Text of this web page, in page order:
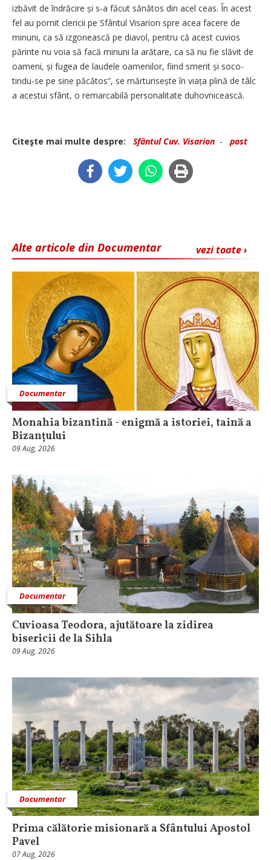
izbăvit de îndrăcire și s-a făcut sănătos din acel ceas. În acest
fel au pornit clericii pe Sfântul Visarion spre acea facere de
minuni, ca să izgonească pe diavol, pentru că acest cuvios
părinte nu voia să facă minuni la arătare, ca să nu fie slăvit de
oameni, și fugea de laudele oamenilor, fiind smerit și soco­
tindu-se pe sine păcătos”, se mărturisește în viața plină de tâlc
a acestui sfânt, o remarcabilă personalitate duhovnicească.
Citeşte mai multe despre: Sfântul Cuv. Visarion - post
vezi toate ›
Alte articole din Documentar
Documentar
Monahia bizantină - enigmă a istoriei, taină a
Bizanțului
09 Aug, 2026
Documentar
Cuvioasa Teodora, ajutătoare la zidirea
bisericii de la Sihla
09 Aug, 2026
Documentar
Prima călătorie misionară a Sfântului Apostol
Pavel
07 Aug, 2026